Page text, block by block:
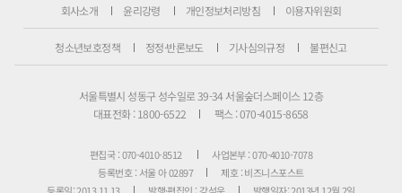
회사소개 윤리강령 개인정보처리방침 이용자위원회
청소년보호정책 정정·반론보도 기사심의규정 불편신고
서울특별시 성동구 성수일로 39-34 서울숲더스페이스 12층
대표전화 : 1800-6522
팩스 : 070-4015-8658
편집국 : 070-4010-8512
사업본부 : 070-4010-7078
등록번호 : 서울 아 02897
제호 : 비즈니스포스트